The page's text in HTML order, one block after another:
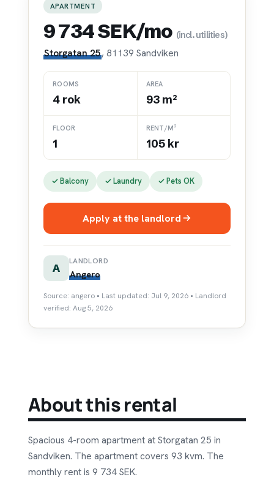
APARTMENT
9 734 SEK/mo (incl. utilities)
Storgatan 25, 81139 Sandviken
ROOMS
4 rok
AREA
93 m²
FLOOR
1
RENT/M²
105 kr
✓ Balcony ✓ Laundry ✓ Pets OK
Apply at the landlord
A
LANDLORD
Angero
Source: angero • Last updated: Jul 9, 2026 • Landlord
verified: Aug 5, 2026
About this rental
Spacious 4-room apartment at Storgatan 25 in
Sandviken. The apartment covers 93 kvm. The
monthly rent is 9 734 SEK.